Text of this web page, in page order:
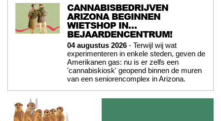
CANNABISBEDRIJVEN
ARIZONA BEGINNEN
WIETSHOP IN…
BEJAARDENCENTRUM!
04 augustus 2026 - Terwijl wij wat
experimenteren in enkele steden, geven de
Amerikanen gas: nu is er zelfs een
'cannabiskiosk' geopend binnen de muren
van een seniorencomplex in Arizona.